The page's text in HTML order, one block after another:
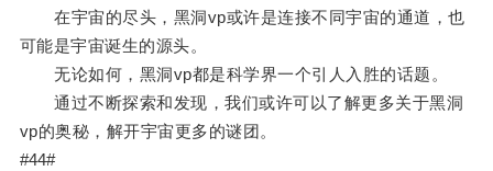
在宇宙的尽头，黑洞vp或许是连接不同宇宙的通道，也
可能是宇宙诞生的源头。
无论如何，黑洞vp都是科学界一个引人入胜的话题。
通过不断探索和发现，我们或许可以了解更多关于黑洞
vp的奥秘，解开宇宙更多的谜团。
#44#